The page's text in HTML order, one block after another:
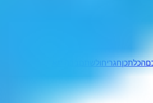
הכלתכןחגריחולשתם